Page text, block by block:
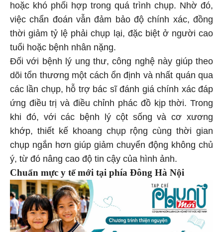
hoặc khó phối hợp trong quá trình chụp. Nhờ đó,
việc chẩn đoán vẫn đảm bảo độ chính xác, đồng
thời giảm tỷ lệ phải chụp lại, đặc biệt ở người cao
tuổi hoặc bệnh nhân nặng.
Đối với bệnh lý ung thư, công nghệ này giúp theo
dõi tổn thương một cách ổn định và nhất quán qua
các lần chụp, hỗ trợ bác sĩ đánh giá chính xác đáp
ứng điều trị và điều chỉnh phác đồ kịp thời. Trong
khi đó, với các bệnh lý cột sống và cơ xương
khớp, thiết kế khoang chụp rộng cùng thời gian
chụp ngắn hơn giúp giảm chuyển động không chủ
ý, từ đó nâng cao độ tin cậy của hình ảnh.
Chuẩn mực y tế mới tại phía Đông Hà Nội